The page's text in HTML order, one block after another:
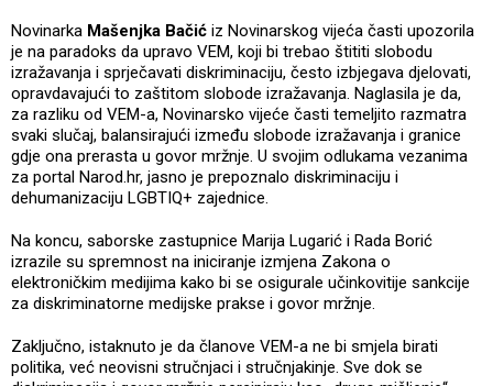
Novinarka Mašenjka Bačić iz Novinarskog vijeća časti upozorila
je na paradoks da upravo VEM, koji bi trebao štititi slobodu
izražavanja i sprječavati diskriminaciju, često izbjegava djelovati,
opravdavajući to zaštitom slobode izražavanja. Naglasila je da,
za razliku od VEM-a, Novinarsko vijeće časti temeljito razmatra
svaki slučaj, balansirajući između slobode izražavanja i granice
gdje ona prerasta u govor mržnje. U svojim odlukama vezanima
za portal Narod.hr, jasno je prepoznalo diskriminaciju i
dehumanizaciju LGBTIQ+ zajednice.
Na koncu, saborske zastupnice Marija Lugarić i Rada Borić
izrazile su spremnost na iniciranje izmjena Zakona o
elektroničkim medijima kako bi se osigurale učinkovitije sankcije
za diskriminatorne medijske prakse i govor mržnje.
Zaključno, istaknuto je da članove VEM-a ne bi smjela birati
politika, već neovisni stručnjaci i stručnjakinje. Sve dok se